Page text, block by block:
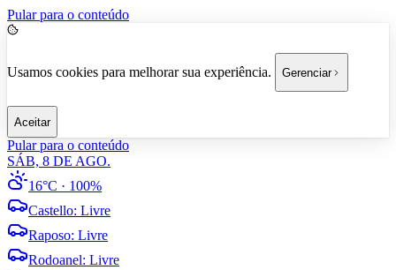
Pular para o conteúdo
Usamos cookies para melhorar sua experiência. Gerenciar
Aceitar
Pular para o conteúdo
SÁB, 8 DE AGO.
16°C · 100%
Castello: Livre
Raposo: Livre
Rodoanel: Livre